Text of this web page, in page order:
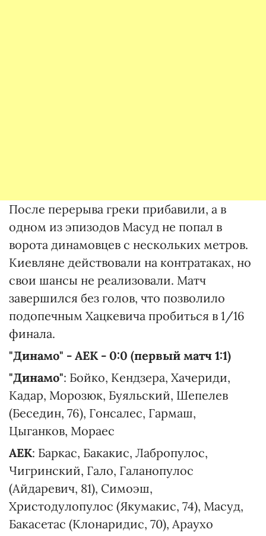
После перерыва греки прибавили, а в
одном из эпизодов Масуд не попал в
ворота динамовцев с нескольких метров.
Киевляне действовали на контратаках, но
свои шансы не реализовали. Матч
завершился без голов, что позволило
подопечным Хацкевича пробиться в 1/16
финала.
"Динамо" - АЕК - 0:0 (первый матч 1:1)
"Динамо": Бойко, Кендзера, Хачериди,
Кадар, Морозюк, Буяльский, Шепелев
(Беседин, 76), Гонсалес, Гармаш,
Цыганков, Мораес
АЕК: Баркас, Бакакис, Лабропулос,
Чигринский, Гало, Галанопулос
(Айдаревич, 81), Симоэш,
Христодулопулос (Якумакис, 74), Масуд,
Бакасетас (Клонаридис, 70), Араухо